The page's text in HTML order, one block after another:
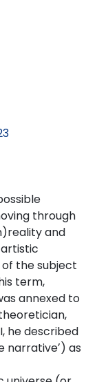
through
and
the subject
term,
annexed to
he described
narrativeʼ) as